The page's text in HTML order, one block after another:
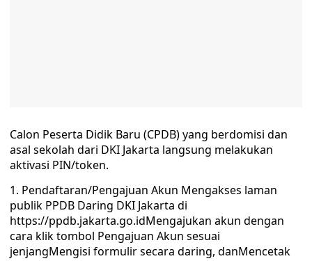
Calon Peserta Didik Baru (CPDB) yang berdomisi dan
asal sekolah dari DKI Jakarta langsung melakukan
aktivasi PIN/token.
Pendaftaran/Pengajuan Akun Mengakses laman
publik PPDB Daring DKI Jakarta di
https://ppdb.jakarta.go.idMengajukan akun dengan
cara klik tombol Pengajuan Akun sesuai
jenjangMengisi formulir secara daring, danMencetak